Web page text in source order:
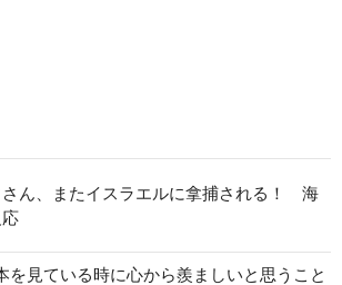
さん、またイスラエルに拿捕される！ 海
を見ている時に心から羨ましいと思うこと